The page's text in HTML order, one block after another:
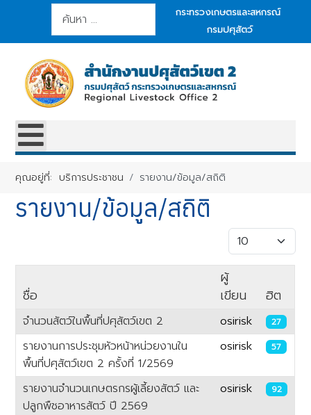
การค้นหา
กระทรวงเกษตรและสหกรณ์
กรมปศุสัตว์
คุณอยู่ที่:บริการประชาชน รายงาน/ข้อมูล/สถิติ
รายงาน/ข้อมูล/สถิติ
แสดง #
ชื่อ
ผู้
เขียน
ฮิต
จำนวนสัตว์ในพื้นที่ปศุสัตว์เขต 2 osirisk 27
รายงานการประชุมหัวหน้าหน่วยงานใน
พื้นที่ปศุสัตว์เขต 2 ครั้งที่ 1/2569
osirisk 57
รายงานจำนวนเกษตรกรผู้เลี้ยงสัตว์ และ
ปลูกพืชอาหารสัตว์ ปี 2569
osirisk 92